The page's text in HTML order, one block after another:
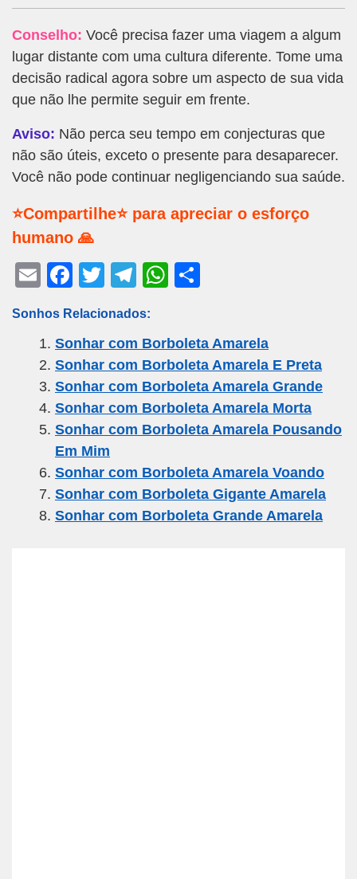
Conselho: Você precisa fazer uma viagem a algum
lugar distante com uma cultura diferente. Tome uma
decisão radical agora sobre um aspecto de sua vida
que não lhe permite seguir em frente.
Aviso: Não perca seu tempo em conjecturas que
não são úteis, exceto o presente para desaparecer.
Você não pode continuar negligenciando sua saúde.
⭐Compartilhe⭐ para apreciar o esforço
humano 🙏
E
ail
F
c
e
b
o
o
k
T
tt
er
T
e
gr
a
m
W
s
A
p
p
e
Sonhos Relacionados:
Sonhar com Borboleta Amarela
Sonhar com Borboleta Amarela E Preta
Sonhar com Borboleta Amarela Grande
Sonhar com Borboleta Amarela Morta
Sonhar com Borboleta Amarela Pousando
Em Mim
Sonhar com Borboleta Amarela Voando
Sonhar com Borboleta Gigante Amarela
Sonhar com Borboleta Grande Amarela